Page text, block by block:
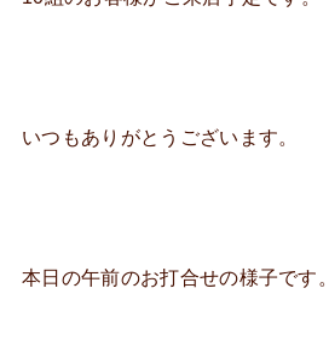
いつもありがとうございます。
本日の午前のお打合せの様子です。